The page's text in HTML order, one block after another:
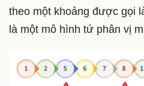
theo một khoảng được gọi
là một mô hình tứ phân vị